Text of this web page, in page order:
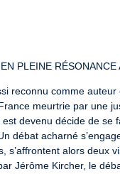
PLEINE RÉSONANCE
reconnu comme
meurtrie par une
devenu décide de
débat acharné
s’affrontent alors deux
Jérôme Kircher, le